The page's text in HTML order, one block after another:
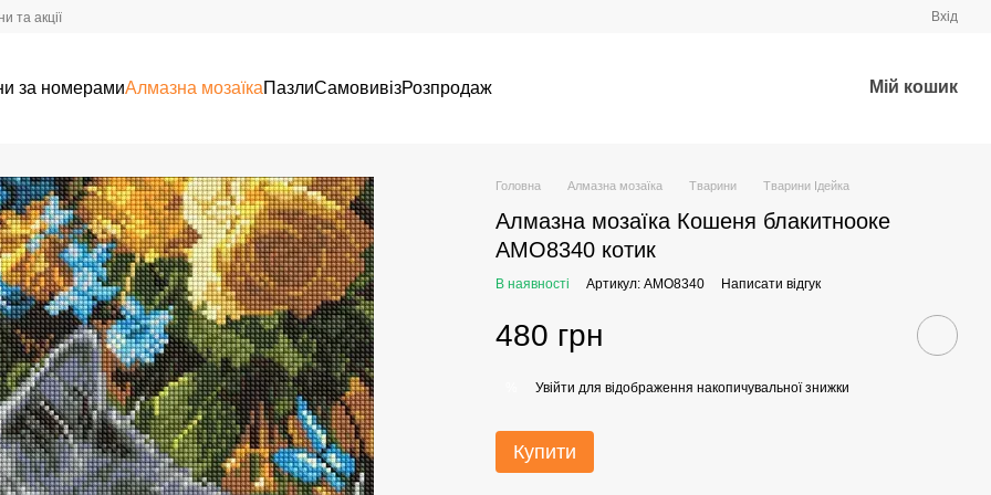
та акції Вхід
за номерамиАлмазна мозаїкаПазлиСамовивізРозпродаж Мій кошик
Головна Алмазна мозаїка Тварини Тварини Ідейка
Алмазна мозаїка Кошеня блакитнооке
AMO8340 котик
В наявності Артикул: AMO8340 Написати відгук
480 грн
Увійти для відображення накопичувальної знижки
Купити